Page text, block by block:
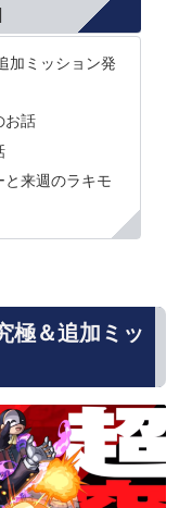
加ミッション発
お話
来週のラキモ
極＆追加ミッ